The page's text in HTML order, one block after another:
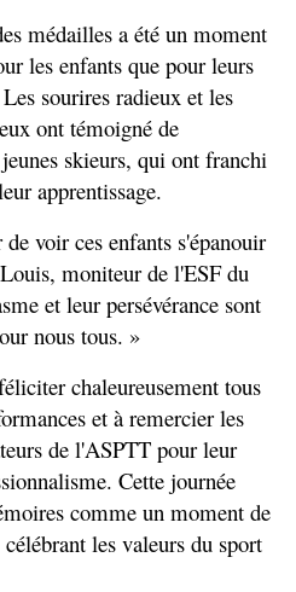
médailles a été un moment
les enfants que pour leurs
sourires radieux et les
ont témoigné de
skieurs, qui ont franchi
apprentissage.
voir ces enfants s'épanouir
moniteur de l'ESF du
et leur persévérance sont
nous tous. »
chaleureusement tous
et à remercier les
de l'ASPTT pour leur
Cette journée
comme un moment de
les valeurs du sport